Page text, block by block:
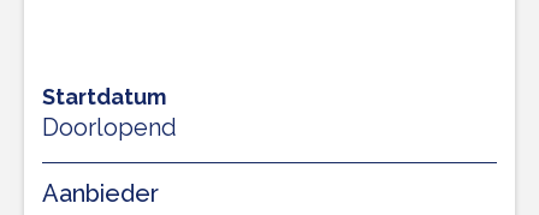
Startdatum
Doorlopend
Aanbieder